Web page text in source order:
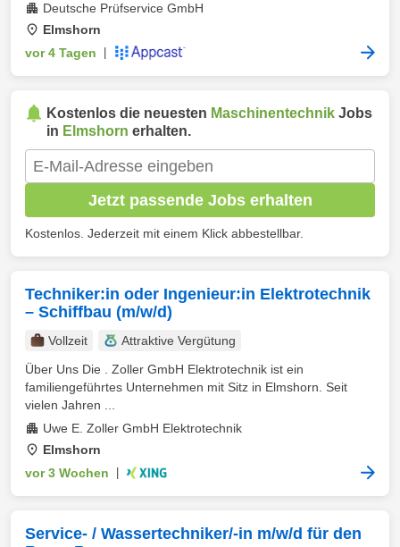
Deutsche Prüfservice GmbH
Elmshorn
vor 4 Tagen
Kostenlos die neuesten Maschinentechnik Jobs
in Elmshorn erhalten.
Jetzt passende Jobs erhalten
Kostenlos. Jederzeit mit einem Klick abbestellbar.
Techniker:in oder Ingenieur:in Elektrotechnik
– Schiffbau (m/w/d)
Vollzeit
Attraktive Vergütung
Über Uns Die . Zoller GmbH Elektrotechnik ist ein
familiengeführtes Unternehmen mit Sitz in Elmshorn. Seit
vielen Jahren ...
Uwe E. Zoller GmbH Elektrotechnik
Elmshorn
vor 3 Wochen
Service- / Wassertechniker/-in m/w/d für den